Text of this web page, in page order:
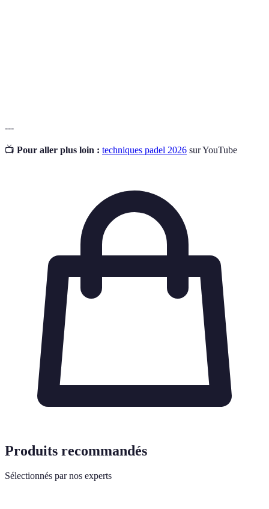
---
📺 Pour aller plus loin : techniques padel 2026 sur YouTube
Produits recommandés
Sélectionnés par nos experts